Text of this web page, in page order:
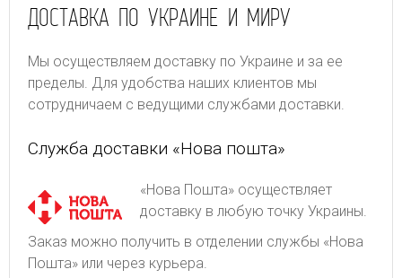
ДОСТАВКА ПО УКРАИНЕ И МИРУ
Мы осуществляем доставку по Украине и за ее
пределы. Для удобства наших клиентов мы
сотрудничаем с ведущими службами доставки.
Служба доставки «Нова пошта»
«Нова Пошта» осуществляет
доставку в любую точку Украины.
Заказ можно получить в отделении службы «Нова
Пошта» или через курьера.